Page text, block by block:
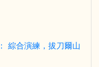
綜合演練，拔刀爾山